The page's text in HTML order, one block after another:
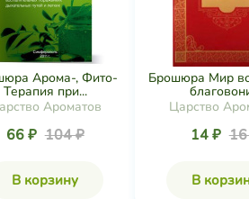
Арома-, Фито-
Терапия при...
Ароматов
66 ₽ 104 ₽
В корзину
Брошюра Мир
Царство
14 ₽
В